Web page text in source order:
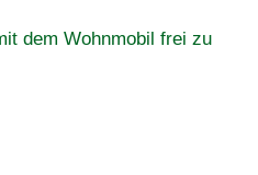
dem Wohnmobil frei zu